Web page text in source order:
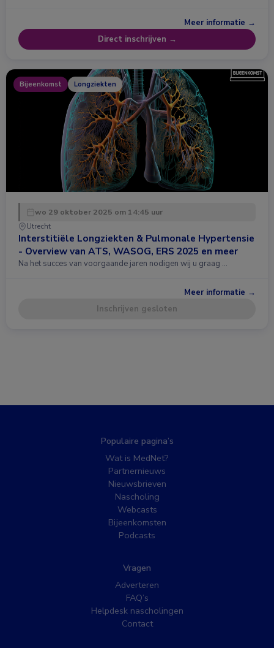
Meer informatie →
Direct inschrijven →
Bijeenkomst Longziekten
wo 29 oktober 2025 om 14:45 uur
Utrecht
Interstitiële Longziekten & Pulmonale Hypertensie
- Overview van ATS, WASOG, ERS 2025 en meer
Na het succes van voorgaande jaren nodigen wij u graag …
Meer informatie →
Inschrijven gesloten
Populaire pagina’s
Wat is MedNet?
Partnernieuws
Nieuwsbrieven
Nascholing
Webcasts
Bijeenkomsten
Podcasts
Vragen
Adverteren
FAQ’s
Helpdesk nascholingen
Contact